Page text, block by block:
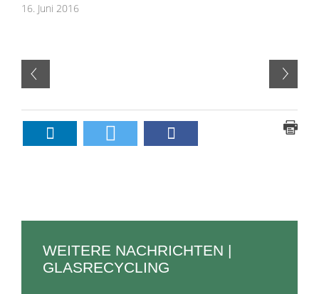
16. Juni 2016
WEITERE NACHRICHTEN |
GLASRECYCLING